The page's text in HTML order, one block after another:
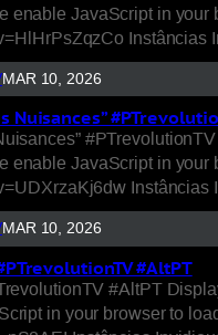
enable JavaScript in
MAR 10, 2026
enable JavaScript in
MAR 10, 2026
#AltPT
#AltPT
in your browser to